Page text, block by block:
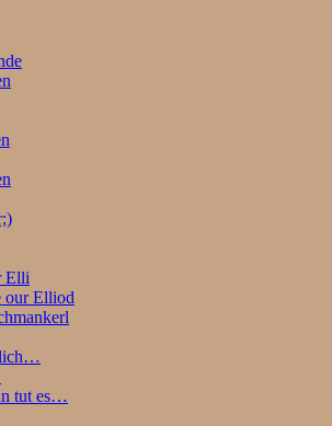
Elli
our Elliod
tut es…